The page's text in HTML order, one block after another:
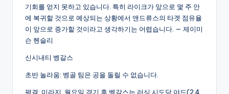
기회를 얻지 못하고 있습니다. 특히 라이크가 앞으로 몇 주 안
에 복귀할 것으로 예상되는 상황에서 앤드류스의 타겟 점유율
이 앞으로 증가할 것이라고 생각하기는 어렵습니다. — 제이미
슨 헨슬리
신시내티 벵갈스
초반 놀라움: 벵골 팀은 공을 돌릴 수 없습니다.
평결: 미라지. 월요일 경기 후 벵갈스는 러싱 시도당 야드(2.4